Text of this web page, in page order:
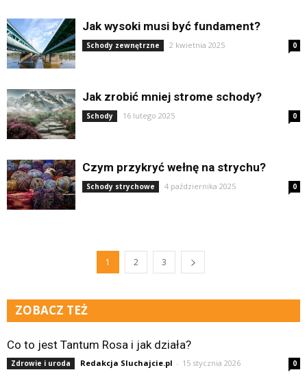
Jak wysoki musi być fundament?
Schody zewnętrzne 2 kwietnia 2025 0
Jak zrobić mniej strome schody?
Schody 16 lutego 2025 0
Czym przykryć wełnę na strychu?
Schody strychowe 4 października 2025 0
1 2 3
ZOBACZ TEŻ
Co to jest Tantum Rosa i jak działa?
Zdrowie i uroda Redakcja Sluchajcie.pl - 15 stycznia 2026 0